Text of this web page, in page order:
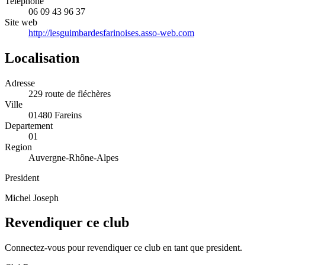
06 09 43 96 37
Site web
http://lesguimbardesfarinoises.asso-web.com
Localisation
Adresse
229 route de fléchères
Ville
01480 Fareins
Departement
01
Region
Auvergne-Rhône-Alpes
President
Michel Joseph
Revendiquer ce club
Connectez-vous pour revendiquer ce club en tant que president.